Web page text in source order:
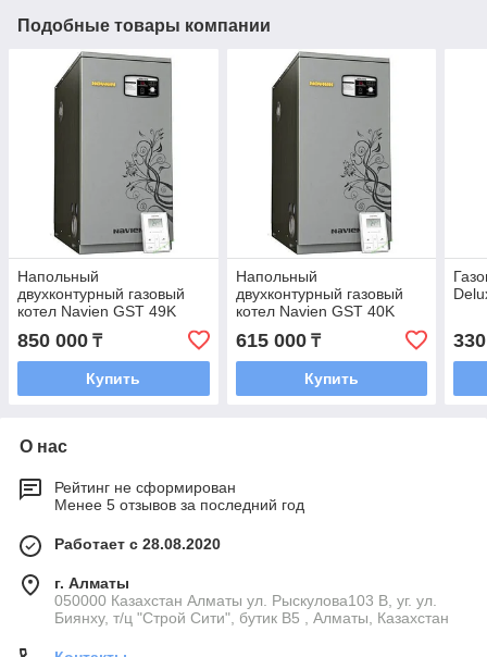
Подобные товары компании
Напольный
двухконтурный газовый
котел Navien GST 49K
850 000 ₸
Купить
Напольный
двухконтурный газовый
котел Navien GST 40K
615 000₸
Купить
О нас
Рейтинг не сформирован
Менее 5 отзывов за последний год
Работает с 28.08.2020
г. Алматы
050000 Казахстан Алматы ул. Рыскулова103 В, уг. ул.
Биянху, т/ц "Строй Сити", бутик В5 , Алматы, Казахстан